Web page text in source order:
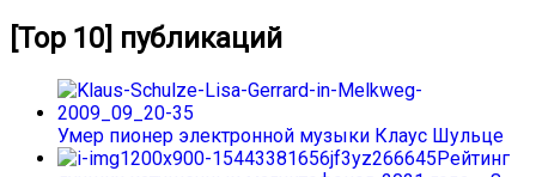
[Top 10] публикаций
Умер пионер электронной музыки Клаус Шульце
Рейтинг